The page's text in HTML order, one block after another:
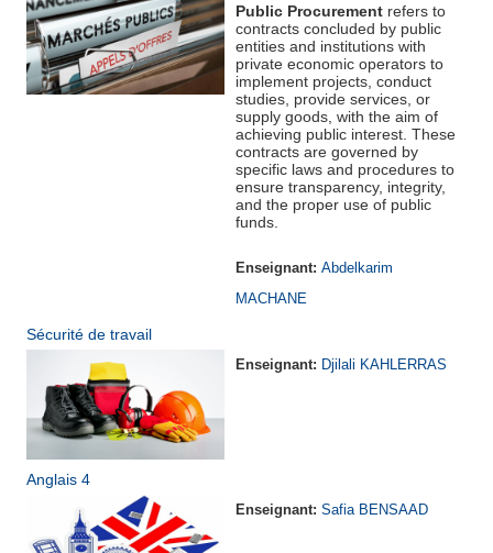
Public Procurement refers to
contracts concluded by public
entities and institutions with
private economic operators to
implement projects, conduct
studies, provide services, or
supply goods, with the aim of
achieving public interest. These
contracts are governed by
specific laws and procedures to
ensure transparency, integrity,
and the proper use of public
funds.
Enseignant:Abdelkarim
MACHANE
Sécurité de travail
Enseignant: Djilali KAHLERRAS
Anglais 4
Enseignant:Safia BENSAAD